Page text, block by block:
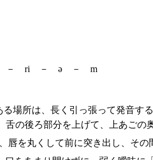
－ ri － ə － m
る場所は、長く引っ張って発音
舌の後ろ部分を上げて、上あご
、唇を丸くして前に突き出し、そ